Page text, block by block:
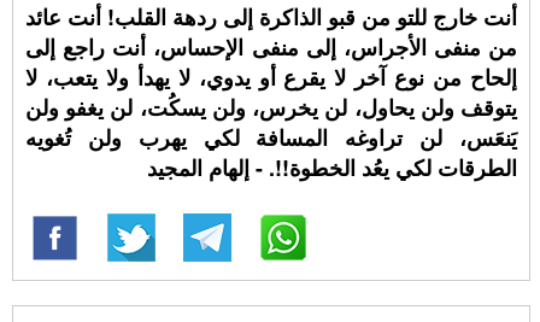
أنت خارج للتو من قبو الذاكرة إلى ردهة القلب! أنت عائد
من منفى الأجراس، إلى منفى الإحساس، أنت راجع إلى
إلحاح من نوع آخر لا يقرع أو يدوي، لا يهدأ ولا يتعب، لا
يتوقف ولن يحاول، لن يخرس، ولن يسكُت، لن يغفو ولن
يَنعَس، لن تراوغه المسافة لكي يهرب ولن تُغويه
الطرقات لكي يعُد الخطوة!!. - إلهام المجيد